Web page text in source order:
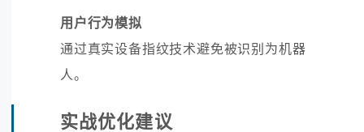
用户行为模拟
通过真实设备指纹技术避免被识别为机器
人。
实战优化建议